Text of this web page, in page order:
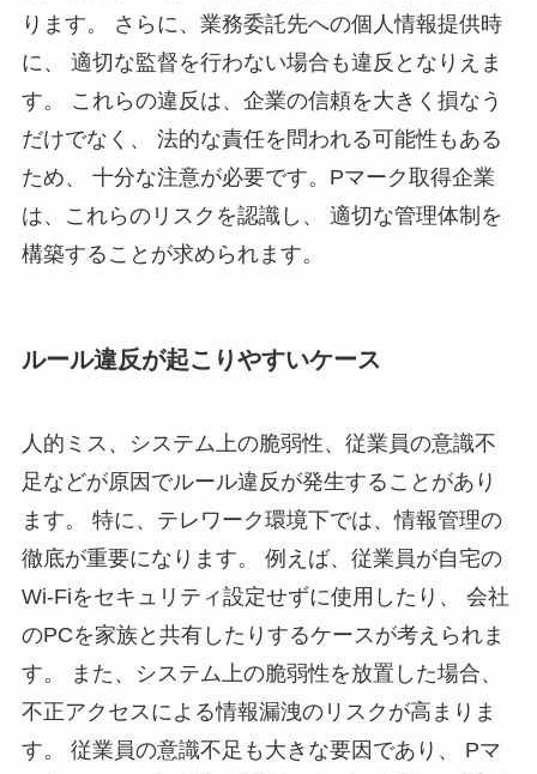
ります。 さらに、業務委託先への個人情報提供時
に、 適切な監督を行わない場合も違反となりえま
す。 これらの違反は、企業の信頼を大きく損なう
だけでなく、 法的な責任を問われる可能性もある
ため、 十分な注意が必要です。Pマーク取得企業
は、これらのリスクを認識し、 適切な管理体制を
構築することが求められます。
ルール違反が起こりやすいケース
人的ミス、システム上の脆弱性、従業員の意識不
足などが原因でルール違反が発生することがあり
ます。 特に、テレワーク環境下では、情報管理の
徹底が重要になります。 例えば、従業員が自宅の
Wi-Fiをセキュリティ設定せずに使用したり、 会社
のPCを家族と共有したりするケースが考えられま
す。 また、システム上の脆弱性を放置した場合、
不正アクセスによる情報漏洩のリスクが高まりま
す。 従業員の意識不足も大きな要因であり、 Pマ